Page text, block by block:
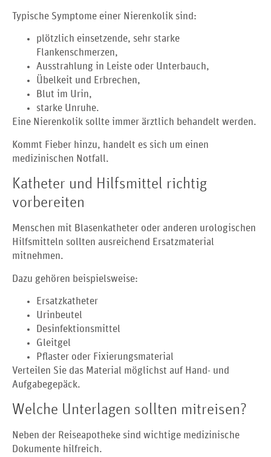
Typische Symptome einer Nierenkolik sind:
plötzlich einsetzende, sehr starke
Flankenschmerzen,
Ausstrahlung in Leiste oder Unterbauch,
Übelkeit und Erbrechen,
Blut im Urin,
starke Unruhe.
Eine Nierenkolik sollte immer ärztlich behandelt werden.
Kommt Fieber hinzu, handelt es sich um einen
medizinischen Notfall.
Katheter und Hilfsmittel richtig
vorbereiten
Menschen mit Blasenkatheter oder anderen urologischen
Hilfsmitteln sollten ausreichend Ersatzmaterial
mitnehmen.
Dazu gehören beispielsweise:
Ersatzkatheter
Urinbeutel
Desinfektionsmittel
Gleitgel
Pflaster oder Fixierungsmaterial
Verteilen Sie das Material möglichst auf Hand- und
Aufgabegepäck.
Welche Unterlagen sollten mitreisen?
Neben der Reiseapotheke sind wichtige medizinische
Dokumente hilfreich.